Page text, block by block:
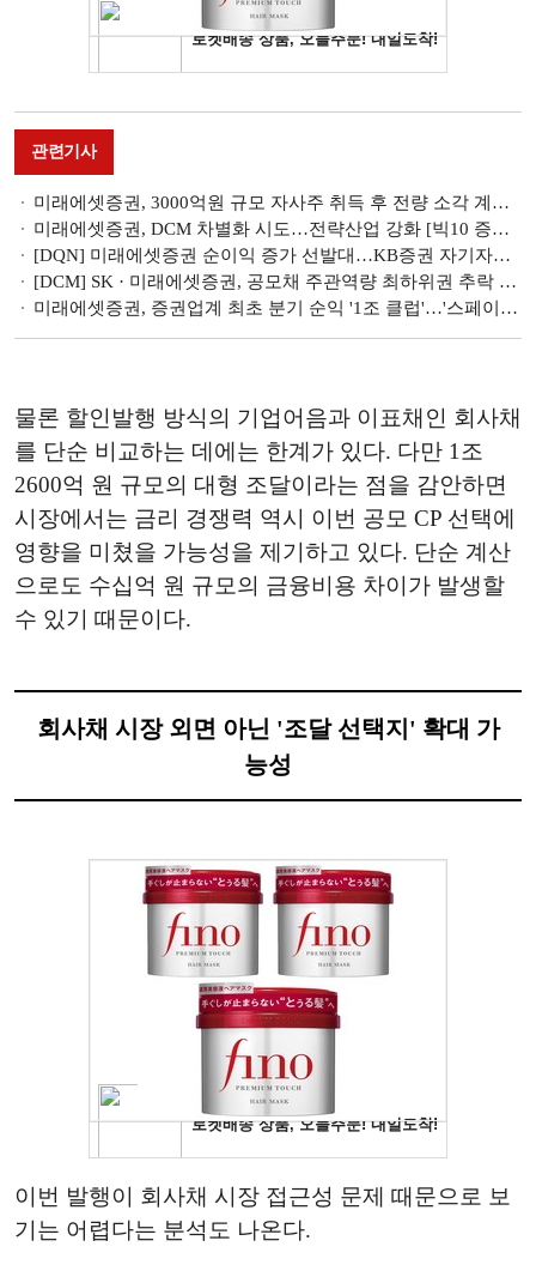
관련기사
미래에셋증권, 3000억원 규모 자사주 취득 후 전량 소각 계획…"주주가치 제고"
미래에셋증권, DCM 차별화 시도…전략산업 강화 [빅10 증권사 DCM 지형도 (8)]
[DQN] 미래에셋증권 순이익 증가 선발대…KB증권 자기자본 확대 [2026 1분기 리그테이블 (3) 성장성]
[DCM] SK · 미래에셋증권, 공모채 주관역량 최하위권 추락 [1분기 리뷰④]
미래에셋증권, 증권업계 최초 분기 순익 '1조 클럽'…'스페이스X 효과'에 WM·글로벌 양날개 [금융사 2026 1분기 실적]
물론 할인발행 방식의 기업어음과 이표채인 회사채
를 단순 비교하는 데에는 한계가 있다. 다만 1조
2600억 원 규모의 대형 조달이라는 점을 감안하면
시장에서는 금리 경쟁력 역시 이번 공모 CP 선택에
영향을 미쳤을 가능성을 제기하고 있다. 단순 계산
으로도 수십억 원 규모의 금융비용 차이가 발생할
수 있기 때문이다.
회사채 시장 외면 아닌 '조달 선택지' 확대 가
능성
이번 발행이 회사채 시장 접근성 문제 때문으로 보
기는 어렵다는 분석도 나온다.